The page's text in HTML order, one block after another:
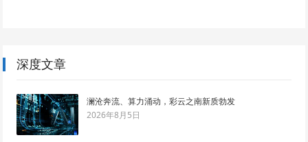
深度文章
澜沧奔流、算力涌动，彩云之南新质勃发
2026年8月5日